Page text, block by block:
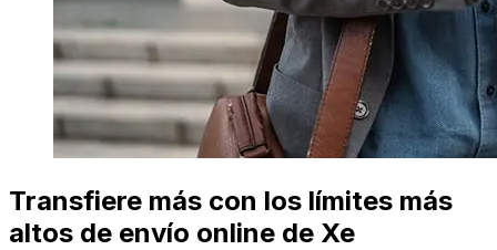
Transfiere más con los límites más
altos de envío online de Xe